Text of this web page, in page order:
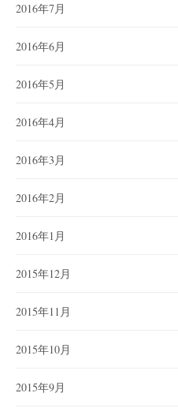
2016年7月
2016年6月
2016年5月
2016年4月
2016年3月
2016年2月
2016年1月
2015年12月
2015年11月
2015年10月
2015年9月